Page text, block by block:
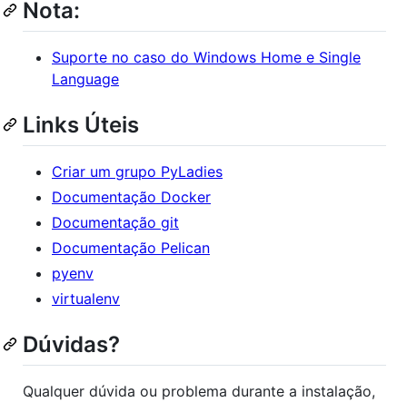
Nota:
Suporte no caso do Windows Home e Single
Language
Links Úteis
Criar um grupo PyLadies
Documentação Docker
Documentação git
Documentação Pelican
pyenv
virtualenv
Dúvidas?
Qualquer dúvida ou problema durante a instalação,